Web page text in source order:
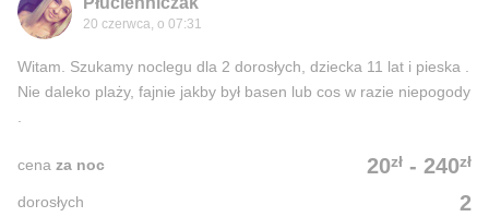
20 czerwca, o 07:31
Witam. Szukamy noclegu dla 2 dorosłych, dziecka 11 lat i pieska .
Nie daleko plaży, fajnie jakby był basen lub cos w razie niepogody
20zł - 240zł
cena za noc
2
dorosłych